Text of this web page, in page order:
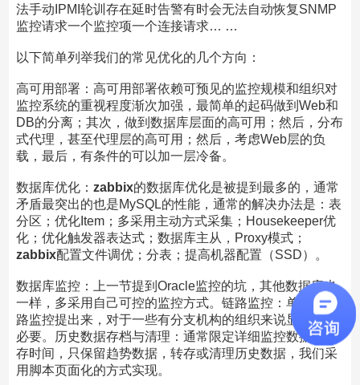
法手动IPMI轮训存在延时告警有时会无法自动恢复SNMP
监控请求一个监控项一个连接请求… …
以下简单列举我们的常见优化的几个方向：
高可用部署：高可用部署依赖可预见的监控规模和组织对
监控系统的重视程度渐次加强，最简单的起码做到Web和
DB的分离；其次，做到数据库层面的高可用；然后，分布
式代理，甚至代理层的高可用；然后，考虑Web层的负
载，最后，有条件的可以加一层冷备。
数据库优化： zabbix的数据库优化是被提到最多的，通常
矛盾最突出的也是MySQL的性能，通常的解决办法是：表
分区；优化Item；多采用主动方式采集；Housekeeper优
化；优化触发器表达式；数据库主从，Proxy模式；
zabbix配置文件调优；分表；提高机器配置（SSD）。
数据库监控：上一节提到Oracle监控的坑，其他数据库也
一样，多采用自己可控的监控方式。链路监控：单独把链
路监控提出来，对于一些有分支机构的组织来说显得尤其
必要。历史数据存档与清理：通常限定详细监控数据的保
存时间，只保留趋势数据，转存或清理历史数据，我们采
用脚本页面化的方式实现。